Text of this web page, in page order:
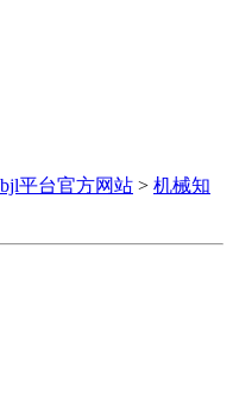
bjl平台官方网站 > 机械知